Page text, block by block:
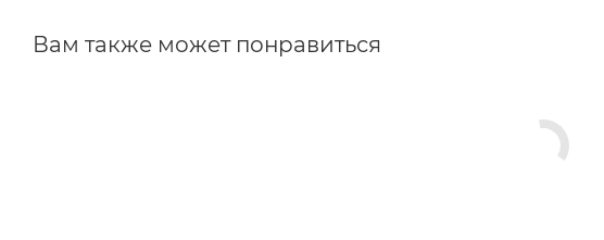
Вам также может понравиться